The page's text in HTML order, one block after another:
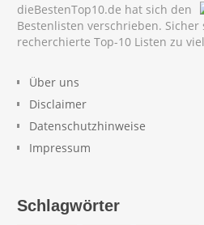
dieBestenTop10.de hat sich den
Bestenlisten verschrieben.
recherchierte Top-10 Listen zu
Über uns
Disclaimer
Datenschutzhinweise
Impressum
Schlagwörter